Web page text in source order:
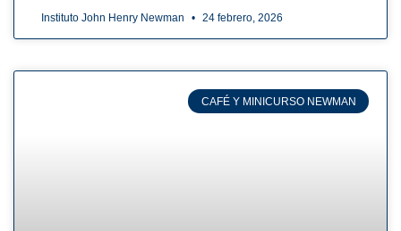
Instituto John Henry Newman 24 febrero, 2026
CAFÉ Y MINICURSO NEWMAN